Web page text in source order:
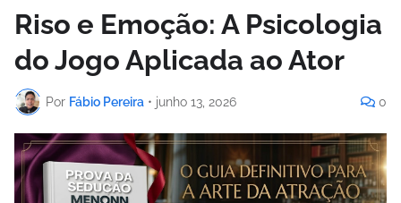
Riso e Emoção: A Psicologia
do Jogo Aplicada ao Ator
Por Fábio Pereira • junho 13, 2026 0